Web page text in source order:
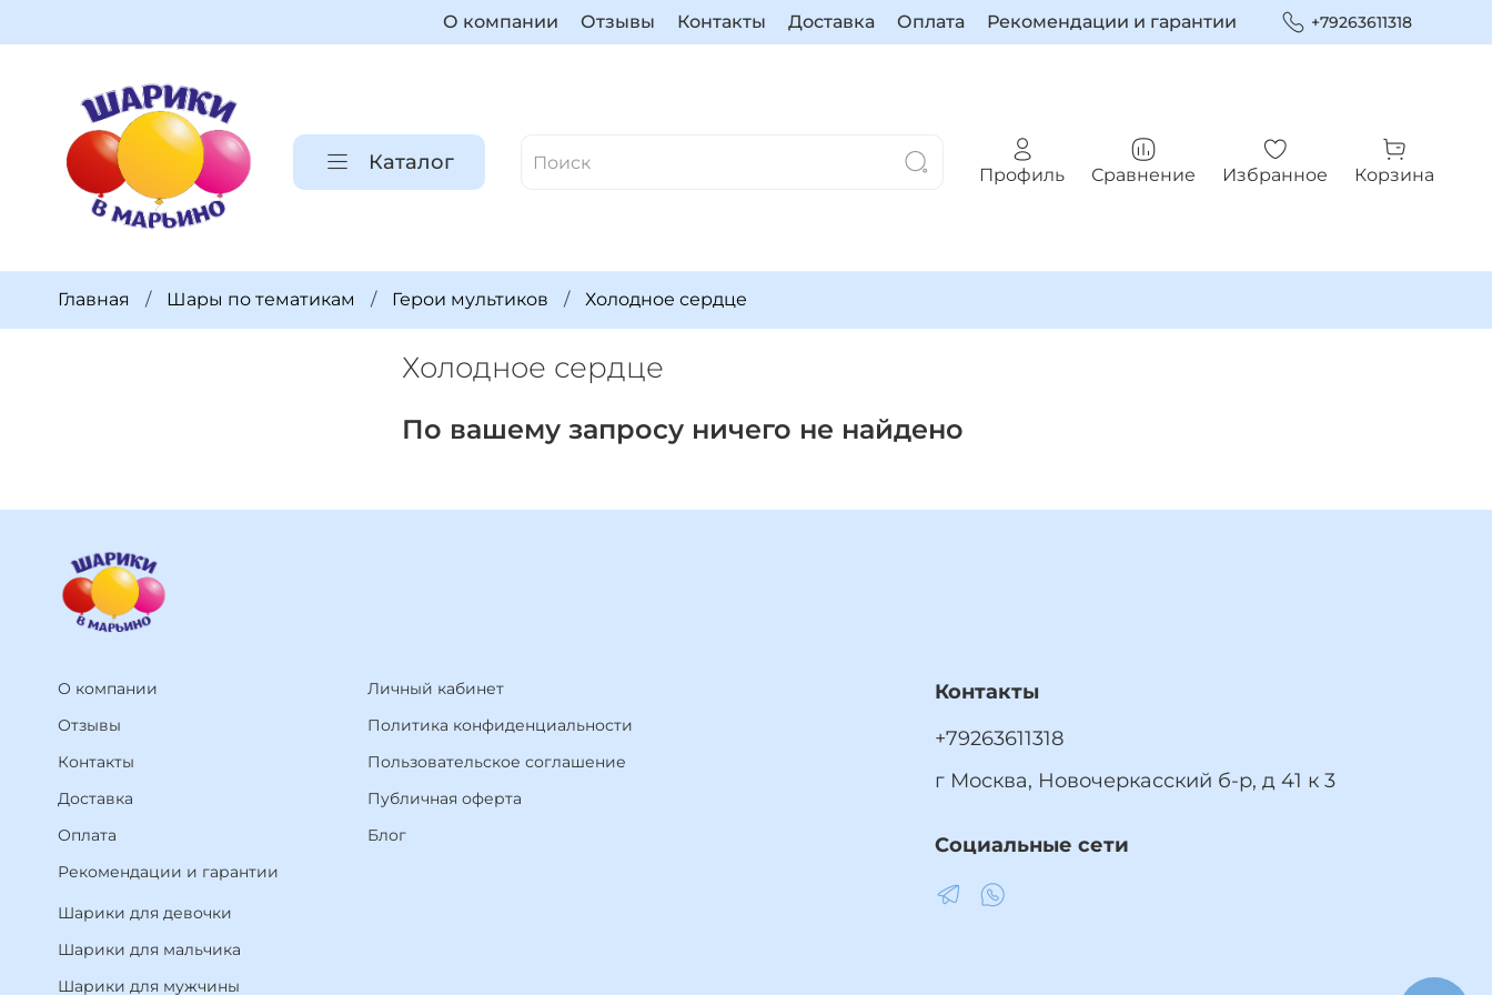
О компании Отзывы Контакты Доставка Оплата Рекомендации и гарантии +79263611318
Каталог Профиль Сравнение Избранное Корзина
Главная Шары по тематикам Герои мультиков Холодное сердце
Холодное сердце
По вашему запросу ничего не найдено
О компании
Отзывы
Контакты
Доставка
Оплата
Рекомендации и гарантии
Личный кабинет
Политика конфиденциальности
Пользовательское соглашение
Публичная оферта
Блог
Шарики для девочки
Шарики для мальчика
Шарики для мужчины
Контакты
+79263611318
г Москва, Новочеркасский б-р, д 41 к 3
Социальные сети